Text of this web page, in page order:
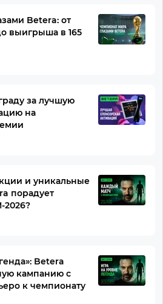
Betera: от
выигрыша в 165
за лучшую
на
и уникальные
порадует
2026?
Betera
кампанию с
к чемпионату